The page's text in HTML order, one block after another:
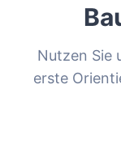
Nutzen Sie
erste